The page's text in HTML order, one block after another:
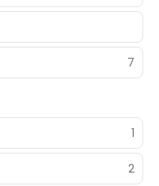
7
1
2